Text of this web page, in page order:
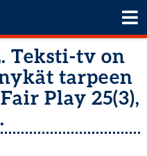
Teksti-tv on
tarpeen
Play 25(3),